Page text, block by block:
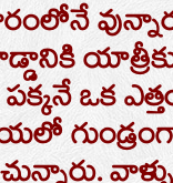
ఒక